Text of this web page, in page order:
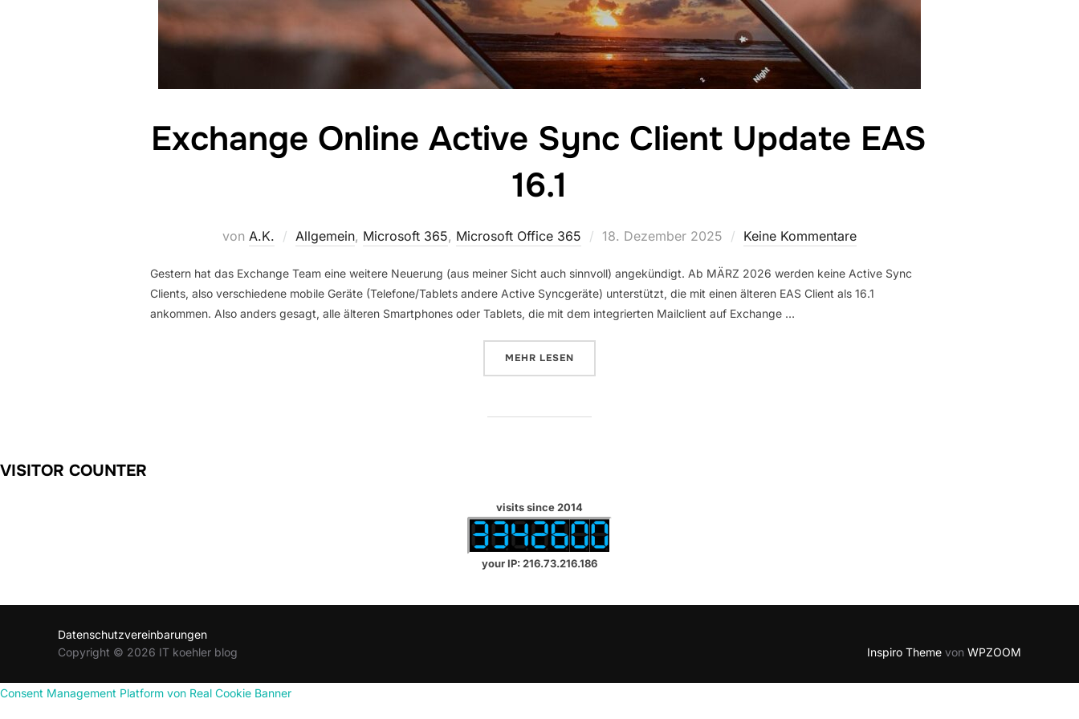
Exchange Online Active Sync Client Update EAS
16.1
von A.K. Allgemein, Microsoft 365, Microsoft Office 365
Veröffentlicht
18. Dezember 2025 Keine Kommentare
Gestern hat das Exchange Team eine weitere Neuerung (aus meiner Sicht auch sinnvoll) angekündigt. Ab MÄRZ 2026 werden keine Active Sync
Clients, also verschiedene mobile Geräte (Telefone/Tablets andere Active Syncgeräte) unterstützt, die mit einen älteren EAS Client als 16.1
ankommen. Also anders gesagt, alle älteren Smartphones oder Tablets, die mit dem integrierten Mailclient auf Exchange …
MEHR ÜBER „EXCHANGE ONLINE ACTIVE SYNC CLIENT UPDATE EAS 16.1“
LESEN
VISITOR COUNTER
visits since 2014
your IP: 216.73.216.186
Datenschutzvereinbarungen
Copyright © 2026 IT koehler blog
Inspiro Theme von WPZOOM
Consent Management Platform von Real Cookie Banner